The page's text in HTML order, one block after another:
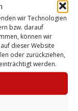
wir Technologien
bzw. darauf
können wir
dieser Website
oder zurückziehen,
werden.